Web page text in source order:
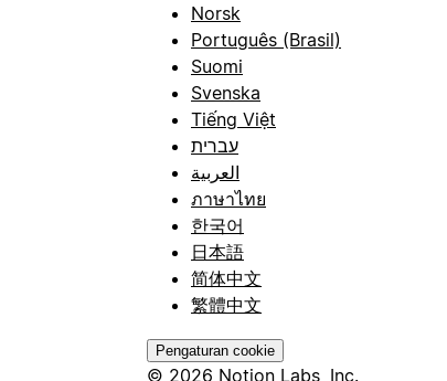
Norsk
Português (Brasil)
Suomi
Svenska
Tiếng Việt
עברית
العربية
ภาษาไทย
한국어
日本語
简体中文
繁體中文
Pengaturan cookie
© 2026 Notion Labs, Inc.